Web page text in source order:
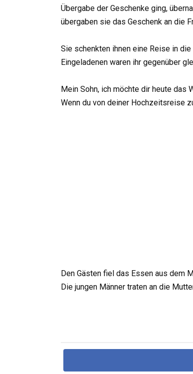
Übergabe der Geschenke ging,
übergaben sie das Geschenk an die
Sie schenkten ihnen eine Reise in
Eingeladenen waren ihr gegenüber
Mein Sohn, ich möchte dir heute das
Wenn du von deiner Hochzeitsreise
Den Gästen fiel das Essen aus dem
Die jungen Männer traten an die